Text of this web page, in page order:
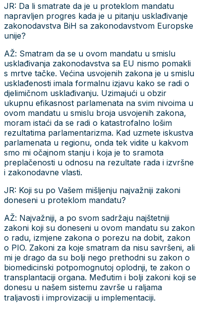
JR: Da li smatrate da je u proteklom mandatu
napravljen progres kada je u pitanju usklađivanje
zakonodavstva BiH sa zakonodavstvom Europske
unije?
AŽ: Smatram da se u ovom mandatu u smislu
usklađivanja zakonodavstva sa EU nismo pomakli
s mrtve tačke. Većina usvojenih zakona je u smislu
usklađenosti imala formalnu izjavu kako se radi o
djelimičnom usklađivanju. Uzimajući u obzir
ukupnu efikasnost parlamenata na svim nivoima u
ovom mandatu u smislu broja usvojenih zakona,
moram istaći da se radi o katastrofalno lošim
rezultatima parlamentarizma. Kad uzmete iskustva
parlamenata u regionu, onda tek vidite u kakvom
smo mi očajnom stanju i koja je to sramota
preplačenosti u odnosu na rezultate rada i izvršne
i zakonodavne vlasti.
JR: Koji su po Vašem mišljenju najvažniji zakoni
doneseni u proteklom mandatu?
AŽ: Najvažniji, a po svom sadržaju najštetniji
zakoni koji su doneseni u ovom mandatu su zakon
o radu, izmjene zakona o porezu na dobit, zakon
o PIO. Zakoni za koje smatram da nisu savršeni, ali
mi je drago da su bolji nego prethodni su zakon o
biomedicinski potpomognutoj oplodnji, te zakon o
transplantaciji organa. Međutim i bolji zakoni koji se
donesu u našem sistemu završe u raljama
traljavosti i improvizaciji u implementaciji.